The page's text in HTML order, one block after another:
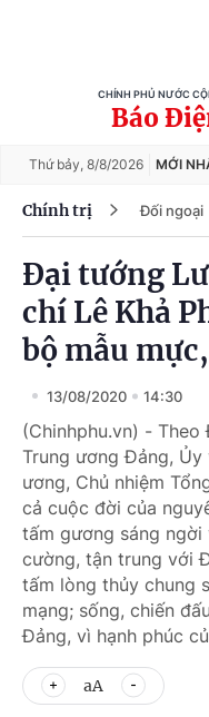
CHÍNH PHỦ NƯỚC
Báo
Thứ bảy, 8/8/2026 MỚI
Chính trị Đối ngoại
Đại tướng
chí Lê Khả
bộ mẫu
13/08/2020 14:30
(Chinhphu.vn) -
Trung ương Đảng, Ủy
ương, Chủ nhiệm
cả cuộc đời của
tấm gương sáng ngời
cường, tận trung với
tấm lòng thủy chung
mạng; sống, chiến
Đảng, vì hạnh phúc
aA